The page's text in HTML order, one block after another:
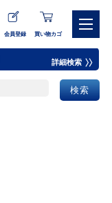
会員登録 買い物カゴ
詳細検索